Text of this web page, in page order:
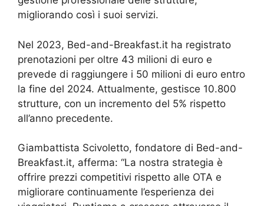
migliorando così i suoi servizi.
Nel 2023, Bed-and-Breakfast.it ha registrato
prenotazioni per oltre 43 milioni di euro e
prevede di raggiungere i 50 milioni di euro entro
la fine del 2024. Attualmente, gestisce 10.800
strutture, con un incremento del 5% rispetto
all’anno precedente.
Giambattista Scivoletto, fondatore di Bed-and-
Breakfast.it, afferma: “La nostra strategia è
offrire prezzi competitivi rispetto alle OTA e
migliorare continuamente l’esperienza dei